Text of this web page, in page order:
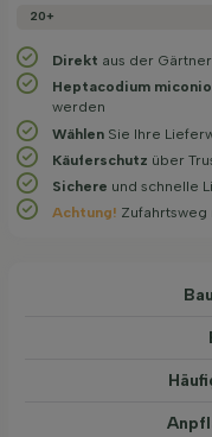
20+
Direkt aus der
Heptacodium
werden
Wählen Sie Ihre
Käuferschutz über
Sichere und schnelle
Achtung! Zufahrtsweg